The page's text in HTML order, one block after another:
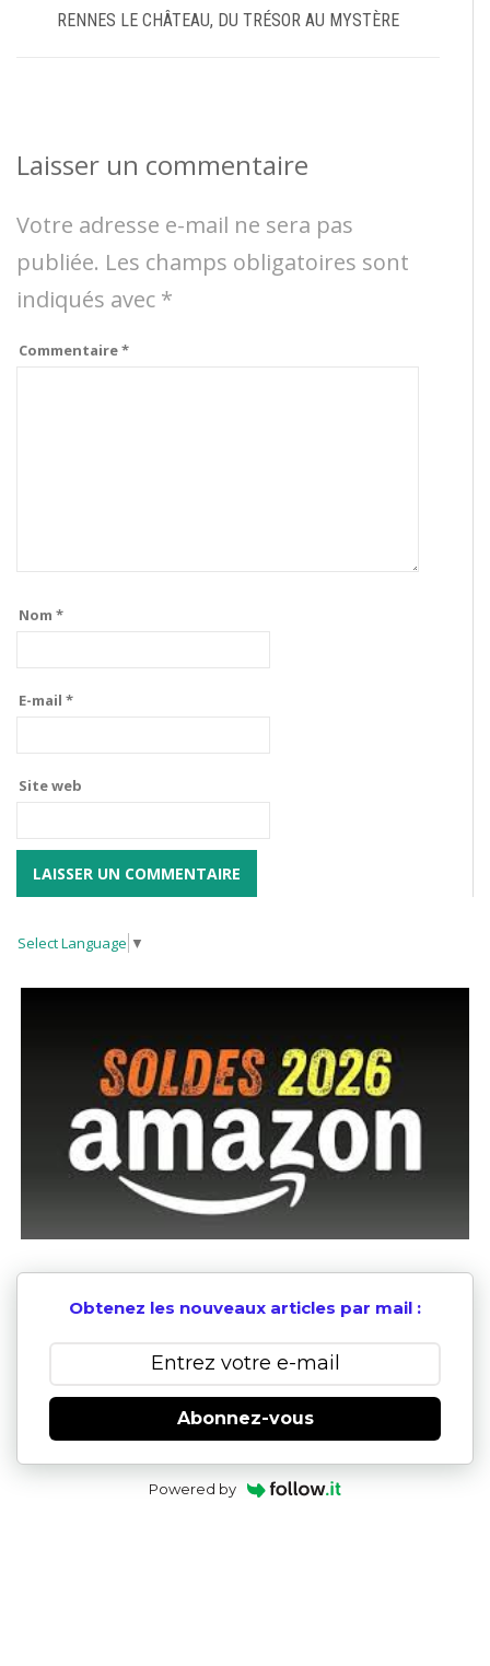
RENNES LE CHÂTEAU, DU TRÉSOR AU MYSTÈRE
Laisser un commentaire
Votre adresse e-mail ne sera pas
publiée. Les champs obligatoires sont
indiqués avec *
Commentaire*
Nom *
E-mail *
Site web
Select Language ▼
Obtenez les nouveaux articles par mail :
Abonnez-vous
Powered by